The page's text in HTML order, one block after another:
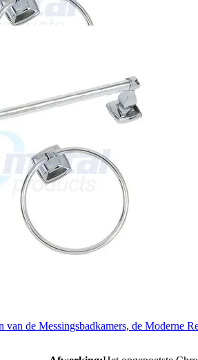
van de Messingsbadkamers, de Moderne